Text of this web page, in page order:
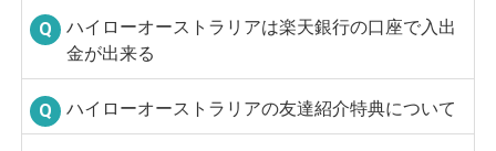
ハイローオーストラリアは楽天銀行の口座で入出
金が出来る
ハイローオーストラリアの友達紹介特典について